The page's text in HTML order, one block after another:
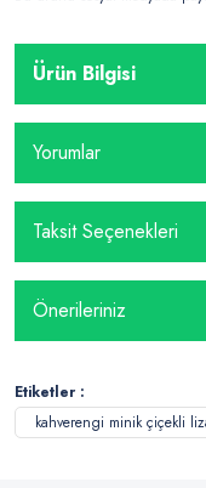
Ürün Bilgisi
Yorumlar
Taksit Seçenekleri
Önerileriniz
Etiketler :
kahverengi minik çiçekli